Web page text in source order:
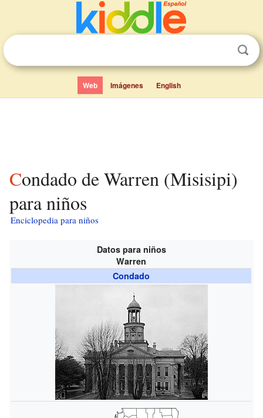
Web Imágenes English
Condado de Warren (Misisipi)
para niños
Enciclopedia para niños
Datos para niños
Warren
Condado